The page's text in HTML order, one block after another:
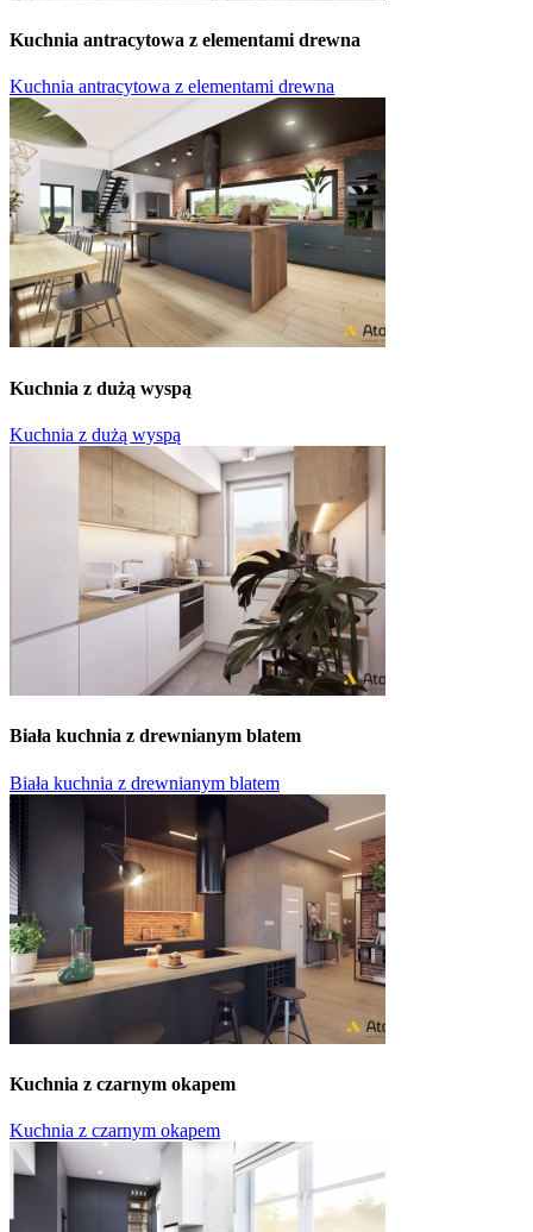
Kuchnia antracytowa z elementami drewna
Kuchnia antracytowa z elementami drewna
Kuchnia z dużą wyspą
Kuchnia z dużą wyspą
Biała kuchnia z drewnianym blatem
Biała kuchnia z drewnianym blatem
Kuchnia z czarnym okapem
Kuchnia z czarnym okapem